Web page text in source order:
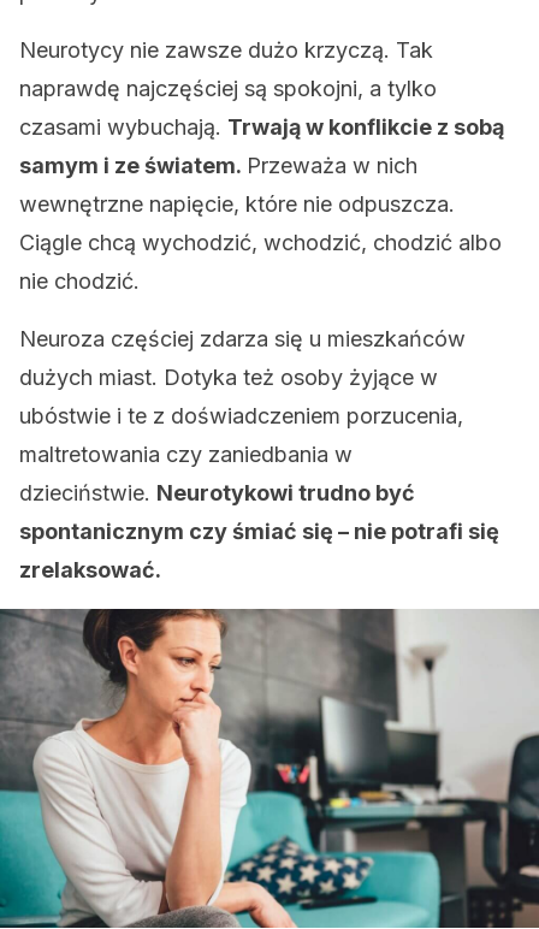
Neurotycy nie zawsze dużo krzyczą. Tak
naprawdę najczęściej są spokojni, a tylko
czasami wybuchają. Trwają w konflikcie z sobą
samym i ze światem. Przeważa w nich
wewnętrzne napięcie, które nie odpuszcza.
Ciągle chcą wychodzić, wchodzić, chodzić albo
nie chodzić.
Neuroza częściej zdarza się u mieszkańców
dużych miast. Dotyka też osoby żyjące w
ubóstwie i te z doświadczeniem porzucenia,
maltretowania czy zaniedbania w
dzieciństwie. Neurotykowi trudno być
spontanicznym czy śmiać się – nie potrafi się
zrelaksować.